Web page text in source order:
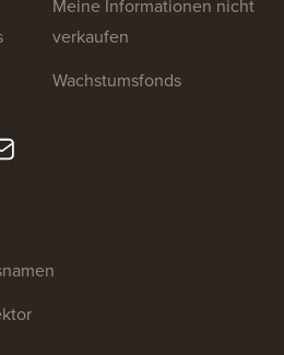
Meine Informationen nicht
verkaufen
Wachstumsfonds